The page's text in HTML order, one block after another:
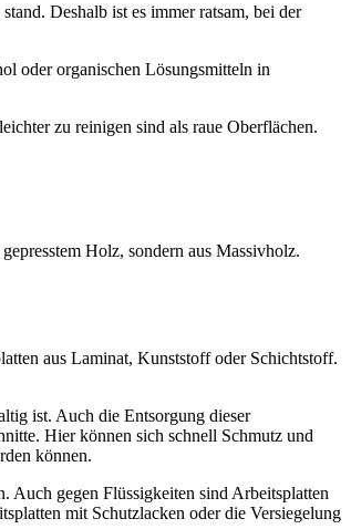
Deshalb ist es immer ratsam, bei der
oder organischen Lösungsmitteln in
zu reinigen sind als raue Oberflächen.
Holz, sondern aus Massivholz.
aus Laminat, Kunststoff oder Schichtstoff.
ist. Auch die Entsorgung dieser
Hier können sich schnell Schmutz und
können.
Auch gegen Flüssigkeiten sind Arbeitsplatten
mit Schutzlacken oder die Versiegelung